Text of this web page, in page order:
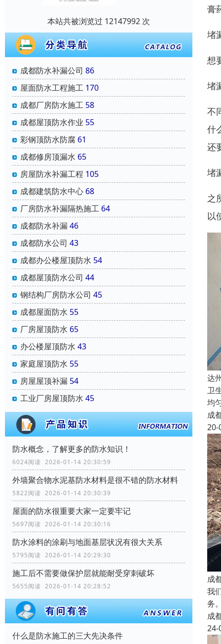
本站共被浏览过 12147992 次
成都防水补漏公司 86
屋面防水工程施工 170
成都厂房防水施工 58
成都屋顶防水作业 55
彩钢顶防水防腐 61
成都修房顶漏水 65
房屋防水补漏工程 105
成都建筑防水中心 68
厂房防水补漏隔热施工 64
成都防水补漏46
成都防水公司 43
成都办公楼屋顶防水 54
成都屋顶防水公司 44
钢结构厂房防水公司 45
成都屋面防水 55
厂房屋顶防水 65
办公楼屋顶防水 43
家庭屋顶防水 55
房屋屋顶补漏 54
工业厂房屋顶防水 45
防水概念，了解更多的防水知识！
6024阅读 2026-01-14 20:30:59
外墙聚合物水泥基防水材料是很不错的防水材料
5822阅读 2026-01-14 20:30:39
屋面的防水很重要大家一定要牢记
5697阅读 2026-01-14 20:30:16
防水涂料的涂刷与地面基层状况有很大关系
5795阅读 2026-01-14 20:29:30
施工后不需要做保护层就能耐受穿刺破坏
5655阅读 2026-01-14 20:28:52
什么是防水施工的三大先决条件
膏
堵
想
堵
不
什
还
堵
之
以
达
卫
均
成
20-
成
我
务
成
24-